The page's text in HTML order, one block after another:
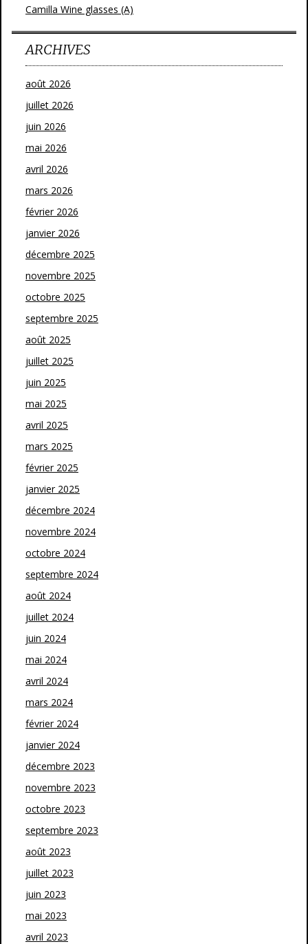
Camilla Wine glasses (A)
ARCHIVES
août 2026
juillet 2026
juin 2026
mai 2026
avril 2026
mars 2026
février 2026
janvier 2026
décembre 2025
novembre 2025
octobre 2025
septembre 2025
août 2025
juillet 2025
juin 2025
mai 2025
avril 2025
mars 2025
février 2025
janvier 2025
décembre 2024
novembre 2024
octobre 2024
septembre 2024
août 2024
juillet 2024
juin 2024
mai 2024
avril 2024
mars 2024
février 2024
janvier 2024
décembre 2023
novembre 2023
octobre 2023
septembre 2023
août 2023
juillet 2023
juin 2023
mai 2023
avril 2023